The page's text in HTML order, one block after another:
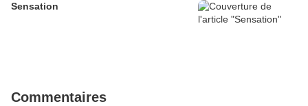
Sensation
Commentaires